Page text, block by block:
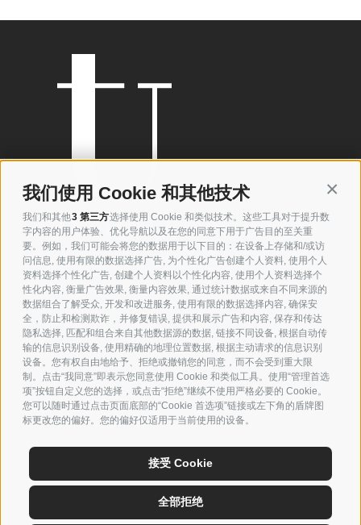
我们使用 Cookie 和其他技术
我们和其他3 第三方选择使用 Cookie 和类似技术。这些工具对于提升数
字内容的用户体验、优化导航以及在您的同意下用于广告目的至关重
要。例如，我们可能会将您的数据用于以下目的：在设备上存储和/或访
问信息, 使用有限的数据选择广告, 为个性化广告创建个人资料, 使用个人
资料选择个性化广告, 创建个人资料以个性化内容, 使用个人资料选择个
性化内容, 衡量广告效果, 衡量内容效果, 通过统计数据或来自不同来源的
数据组合了解受众, 开发和改进服务, 使用有限的数据选择内容, 确保安
全，防止和检测欺诈，并修复错误, 提供和展示广告和内容, 保存和传达
隐私选择, 匹配和组合来自其他数据源的数据, 链接不同设备, 根据自动传
输的信息识别设备, 使用精确的地理位置数据, 根据主动请求的信息识别
设备。您有权自由地给予、拒绝或撤销您的同意，而不会受到重大限
制。点击“我同意”即表示您同意使用 Cookie 和类似工具。使用“管理首选
项”按钮自定义您的选择，或点击“拒绝”继续不使用严格必要的 Cookie。
您可以随时通过点击页面底部的“Cookie 首选项”链接或左下角的盾牌图
标更改您的偏好。您的偏好仅适用于当前使用的设备。
接受 Cookie
全部拒绝
P.IVA 00138140405
S. Cassiano in Pennino 57/A
47016 Predappio (FC) Italy
+39 0543 921076
export@tumidei.it
Privacy Policy
Q-A-S-FSC-231 Policy
Cookie Preferences